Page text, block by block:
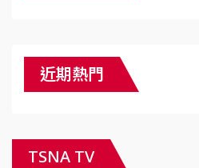
近期熱門
TSNA TV